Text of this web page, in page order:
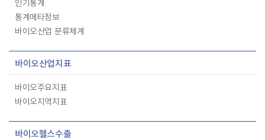
인기통계
통계메타정보
바이오산업 분류체계
바이오산업지표
바이오주요지표
바이오지역지표
바이오헬스수출